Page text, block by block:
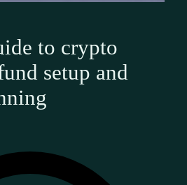
to crypto
setup and